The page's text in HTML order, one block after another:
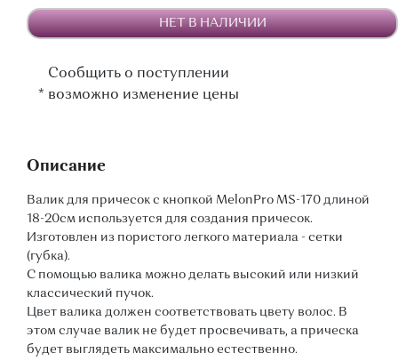
НЕТ В НАЛИЧИИ
Сообщить о поступлении
* возможно изменение цены
Описание
Валик для причесок с кнопкой MelonPro MS-170 длиной
18-20см используется для создания причесок.
Изготовлен из пористого легкого материала - сетки
(губка).
С помощью валика можно делать высокий или низкий
классический пучок.
Цвет валика должен соответствовать цвету волос. В
этом случае валик не будет просвечивать, а прическа
будет выглядеть максимально естественно.